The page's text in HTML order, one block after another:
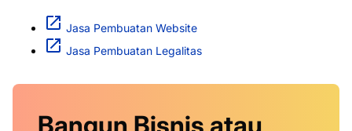
Jasa Pembuatan Website
Jasa Pembuatan Legalitas